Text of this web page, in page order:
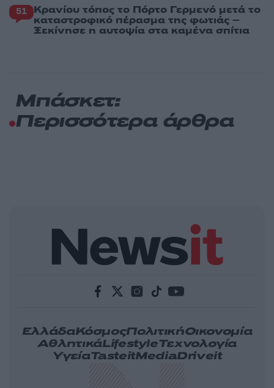
51 Κρανίου τόπος το Πόρτο Γερμενό μετά το
καταστροφικό πέρασμα της φωτιάς –
Ξεκίνησε η αυτοψία στα καμένα σπίτια
Μπάσκετ:
Περισσότερα άρθρα
ΕλλάδαΚόσμοςΠολιτικήΟικονομία
ΑθλητικάLifestyleΤεχνολογία
ΥγείαTasteitMediaDriveit